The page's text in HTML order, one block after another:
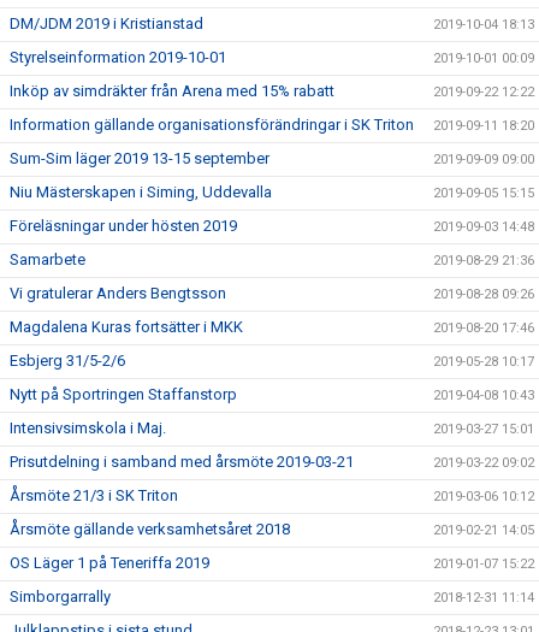
DM/JDM 2019 i Kristianstad 2019-10-04 18:13
Styrelseinformation 2019-10-01 2019-10-01 00:09
Inköp av simdräkter från Arena med 15% rabatt 2019-09-22 12:22
Information gällande organisationsförändringar i SK Triton 2019-09-11 18:20
Sum-Sim läger 2019 13-15 september 2019-09-09 09:00
Niu Mästerskapen i Siming, Uddevalla 2019-09-05 15:15
Föreläsningar under hösten 2019 2019-09-03 14:48
Samarbete 2019-08-29 21:36
Vi gratulerar Anders Bengtsson 2019-08-28 09:26
Magdalena Kuras fortsätter i MKK 2019-08-20 17:46
Esbjerg 31/5-2/6 2019-05-28 10:17
Nytt på Sportringen Staffanstorp 2019-04-08 10:43
Intensivsimskola i Maj. 2019-03-27 15:01
Prisutdelning i samband med årsmöte 2019-03-21 2019-03-22 09:02
Årsmöte 21/3 i SK Triton 2019-03-06 10:12
Årsmöte gällande verksamhetsåret 2018 2019-02-21 14:05
OS Läger 1 på Teneriffa 2019 2019-01-07 15:22
Simborgarrally 2018-12-31 11:14